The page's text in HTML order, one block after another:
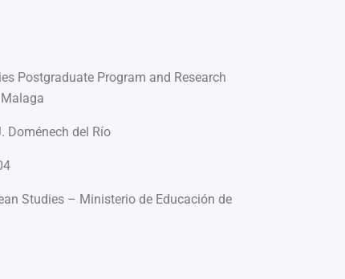
Postgraduate Program and Research
Doménech del Río
Studies – Ministerio de Educación de